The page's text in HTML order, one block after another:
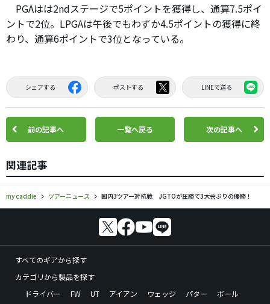
PGAはは2ndステージで5ポイントを獲得し、通算7.5ポイ
ントで2位。LPGAは午後でもわずか4.5ポイントの獲得に終
わり、通算6ポイントで3位となっている。
シェアする ポストする LINEで送る
前の記事へ 一覧へ戻る 次の記事へ
関連記事
my caddie ツアーニュース 国内3ツアー対抗戦 JGTOが圧勝で3大会ぶりの優勝！
すべてのギアから探す
カテゴリから製品を探す
ドライバー
FW UT アイアン ウェッジ パター
ボール